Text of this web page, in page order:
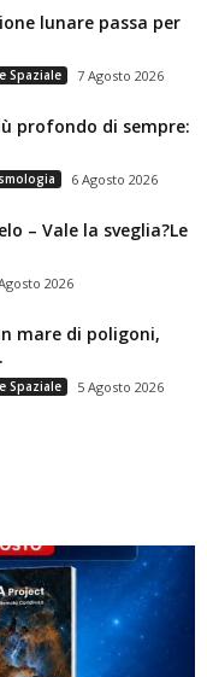
lunare passa per
Spaziale 7 Agosto 2026
profondo di sempre:
6 Agosto 2026
– Vale la sveglia?Le
2026
mare di poligoni,
Spaziale 5 Agosto 2026